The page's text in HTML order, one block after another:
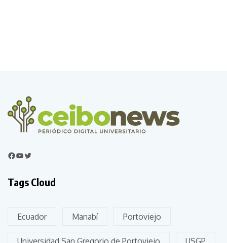
Tags Cloud
Ecuador Manabí Portoviejo